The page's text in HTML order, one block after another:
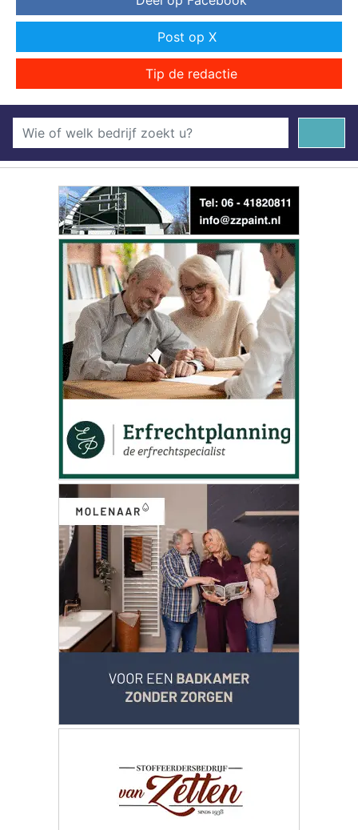
Post op X
Tip de redactie